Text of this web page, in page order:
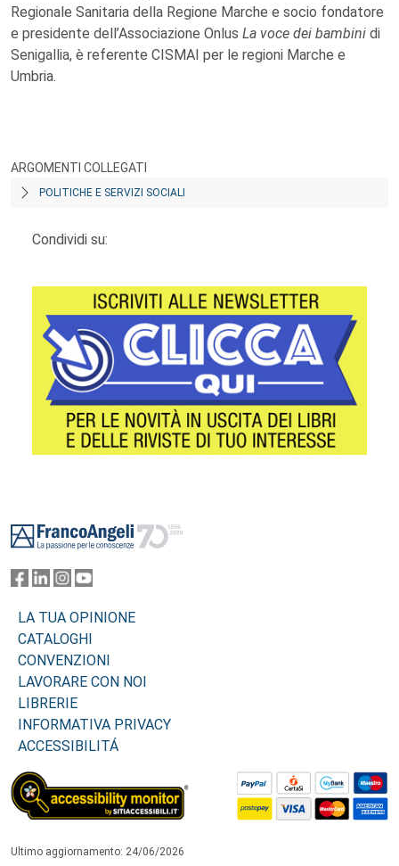
Regionale Sanitaria della Regione Marche e socio fondatore
e presidente dell’Associazione Onlus La voce dei bambini di
Senigallia, è referente CISMAI per le regioni Marche e
Umbria.
ARGOMENTI COLLEGATI
POLITICHE E SERVIZI SOCIALI
Condividi su:
LA TUA OPINIONE
CATALOGHI
CONVENZIONI
LAVORARE CON NOI
LIBRERIE
INFORMATIVA PRIVACY
ACCESSIBILITÁ
Ultimo aggiornamento: 24/06/2026